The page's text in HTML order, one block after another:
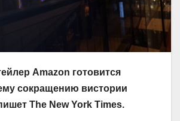
Amazon готовится
сокращению вистории
The New York Times.